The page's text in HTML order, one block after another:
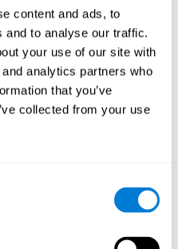
content and ads, to
and to analyse our traffic.
your use of our site with
analytics partners who
that you’ve
collected from your use